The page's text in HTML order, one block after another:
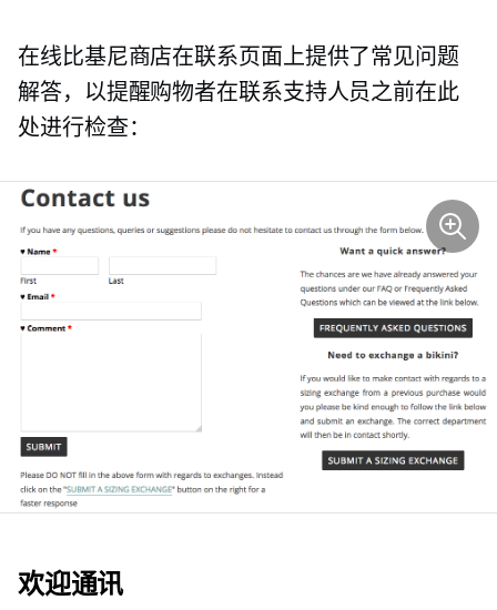
在线比基尼商店在联系页面上提供了常见问题
解答，以提醒购物者在联系支持人员之前在此
处进行检查：
欢迎通讯